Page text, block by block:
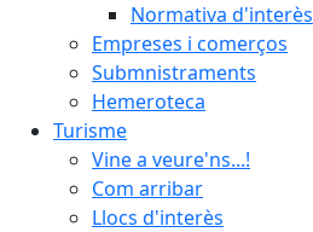
Normativa d'interès
Empreses i comerços
Submnistraments
Hemeroteca
Turisme
Vine a veure'ns...!
Com arribar
Llocs d'interès